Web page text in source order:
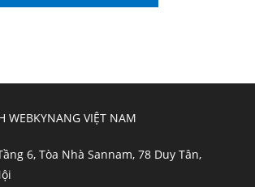
WEBKYNANG VIỆT NAM
6, Tòa Nhà Sannam, 78 Duy Tân,